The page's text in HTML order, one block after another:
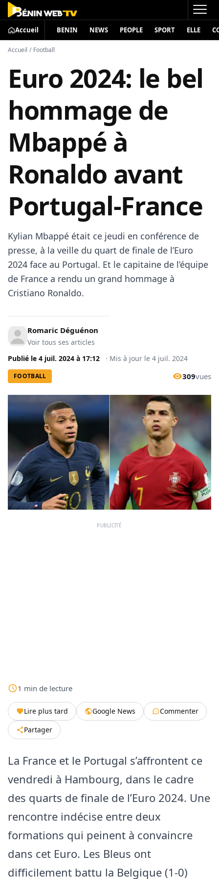
Accueil BENIN NEWS PEOPLE SPORT ELLE
Accueil / Football
Euro 2024: le bel
hommage de
Mbappé à
Ronaldo avant
Portugal-France
Kylian Mbappé était ce jeudi en conférence de
presse, à la veille du quart de finale de l’Euro
2024 face au Portugal. Et le capitaine de l’équipe
de France a rendu un grand hommage à
Cristiano Ronaldo.
Romaric Déguénon
Voir tous ses articles
Publié le 4 juil. 2024 à 17:12 · Mis à jour le 4 juil. 2024
FOOTBALL 309vues
PUBLICITÉ
1 min de lecture
Lire plus tard Google News
Commenter
Partager
La France et le Portugal s’affrontent ce
vendredi à Hambourg, dans le cadre
des quarts de finale de l’Euro 2024. Une
rencontre indécise entre deux
formations qui peinent à convaincre
dans cet Euro. Les Bleus ont
difficilement battu la Belgique (1-0)